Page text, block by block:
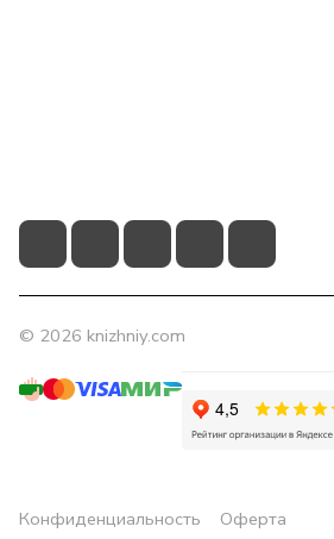
© 2026 knizhniy.com
Конфиденциальность Оферта